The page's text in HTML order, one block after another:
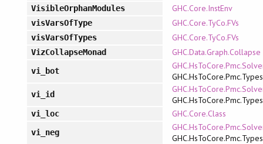
VisibleOrphanModules GHC.Core.InstEnv
visVarsOfType GHC.Core.TyCo.FVs
visVarsOfTypes GHC.Core.TyCo.FVs
VizCollapseMonad GHC.Data.Graph.Collapse
vi_bot
GHC.HsToCore.Pmc.Types
vi_id
GHC.HsToCore.Pmc.Types
vi_loc GHC.Core.Class
vi_neg
GHC.HsToCore.Pmc.Types